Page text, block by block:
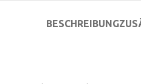
BESCHREIBUNG